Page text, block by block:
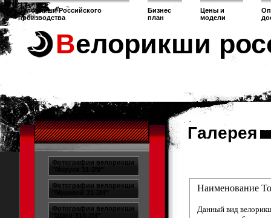
Велорикши Российского
производства
Бизнес
план
Цены и
модели
Велорикши
Фотографии велорикши
Фотографии велорикши
Фотографии велорикши
Галерея
Наименование
Данный вид